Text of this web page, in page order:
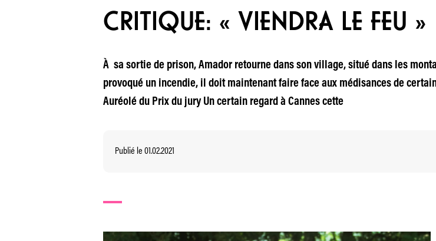
CRITIQUE: « VIENDRA LE FEU »
À sa sortie de prison, Amador retourne dans son village, situé dans les
provoqué un incendie, il doit maintenant faire face aux médisances de
Auréolé du Prix du jury Un certain regard à Cannes cette
Publié le 01.02.2021